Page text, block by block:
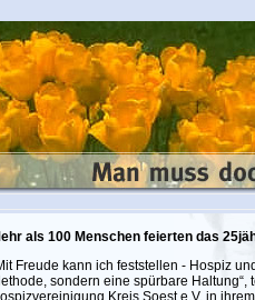
als 100 Menschen feierten das
Freude kann ich feststellen - Hospiz
sondern eine spürbare
Kreis Soest e.V. in